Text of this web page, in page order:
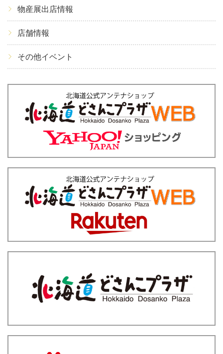
物産展出店情報
店舗情報
その他イベント